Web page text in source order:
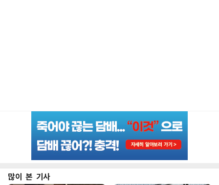
많이 본 기사